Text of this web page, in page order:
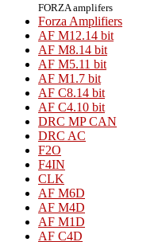
FORZA amplifers
Forza Amplifiers
AF M12.14 bit
AF M8.14 bit
AF M5.11 bit
AF M1.7 bit
AF C8.14 bit
AF C4.10 bit
DRC MP CAN
DRC AC
F2O
F4IN
CLK
AF M6D
AF M4D
AF M1D
AF C4D